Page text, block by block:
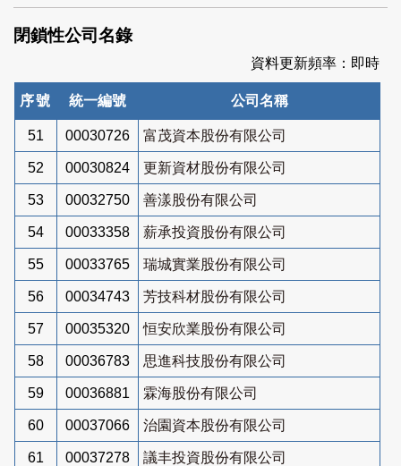
索
閉鎖性公司名錄
資料更新頻率：即時
序號 統一編號 公司名稱
51 00030726 富茂資本股份有限公司
52 00030824 更新資材股份有限公司
53 00032750 善漾股份有限公司
54 00033358 薪承投資股份有限公司
55 00033765 瑞城實業股份有限公司
56 00034743 芳技科材股份有限公司
57 00035320 恒安欣業股份有限公司
58 00036783 思進科技股份有限公司
59 00036881 霖海股份有限公司
60 00037066 治園資本股份有限公司
61 00037278 議丰投資股份有限公司